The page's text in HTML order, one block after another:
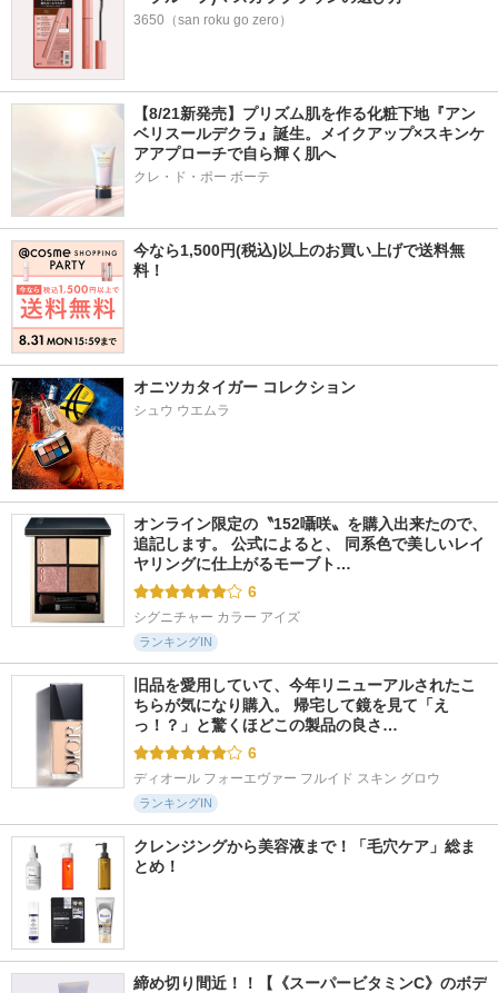
3650（san roku go zero）
【8/21新発売】プリズム肌を作る化粧下地『アン
ベリスールデクラ』誕生。メイクアップ×スキンケ
アアプローチで自ら輝く肌へ
クレ・ド・ポー ボーテ
今なら1,500円(税込)以上のお買い上げで送料無
料！
オニツカタイガー コレクション
シュウ ウエムラ
オンライン限定の〝152囁咲〟を購入出来たので、
追記します。 公式によると、 同系色で美しいレイ
ヤリングに仕上がるモーブト…
6
シグニチャー カラー アイズ
ランキングIN
旧品を愛用していて、今年リニューアルされたこ
ちらが気になり購入。 帰宅して鏡を見て「え
っ！？」と驚くほどこの製品の良さ…
6
ディオール フォーエヴァー フルイド スキン グロウ
ランキングIN
クレンジングから美容液まで！「毛穴ケア」総ま
とめ！
締め切り間近！！【《スーパービタミンC》のボデ